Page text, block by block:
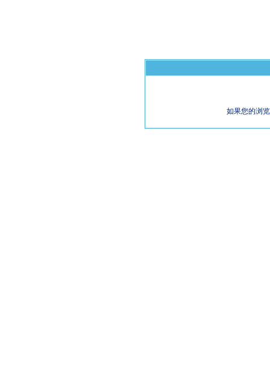
如果您的浏